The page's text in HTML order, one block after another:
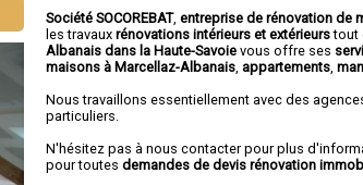
Société SOCOREBAT,entreprise de rénovation de
les travauxrénovations intérieurs et extérieurstout
Albanais dans la Haute-Savoievous offre ses
maisons à Marcellaz-Albanais appartements ,
Nous travaillons essentiellement avec des
particuliers.
N'hésitez pas à nous contacter pour plus
pour toutesdemandes de devis rénovation